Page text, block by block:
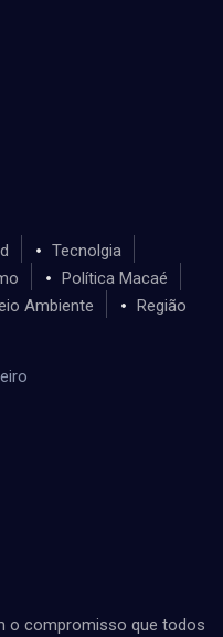
Tecnolgia
Política Macaé
Ambiente Região
o compromisso que todos